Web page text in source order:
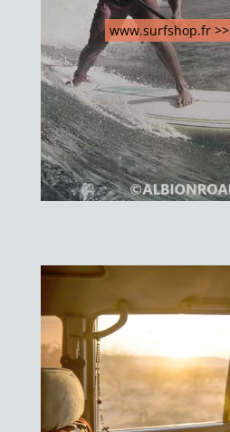
www.surfshop.fr >>